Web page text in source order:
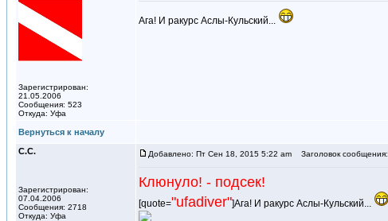
Зарегистрирован:
21.05.2006
Сообщения: 523
Откуда: Уфа
Ага! И ракурс Аслы-Кульский...
Вернуться к началу
С.С.
Зарегистрирован:
07.04.2006
Сообщения: 2718
Откуда: Уфа
Добавлено: Пт Сен 18, 2015 5:22 am Заголовок сообщения:
Клюнуло! - подсек!
[quote="ufadiver"]Ага! И ракурс Аслы-Кульский...